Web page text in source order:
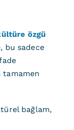
özgü
bu sadece
tamamen
bağlam,